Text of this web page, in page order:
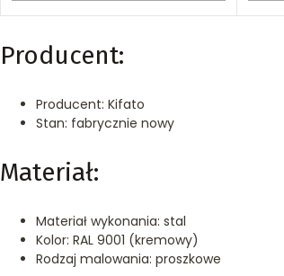
Producent:
Producent: Kifato
Stan: fabrycznie nowy
Materiał:
Materiał wykonania: stal
Kolor: RAL 9001 (kremowy)
Rodzaj malowania: proszkowe